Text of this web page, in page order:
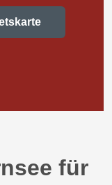
für